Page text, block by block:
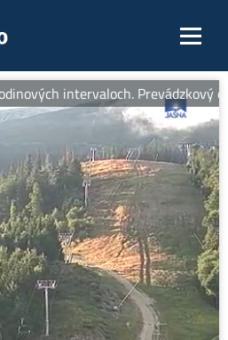
intervaloch. Prevádzkový